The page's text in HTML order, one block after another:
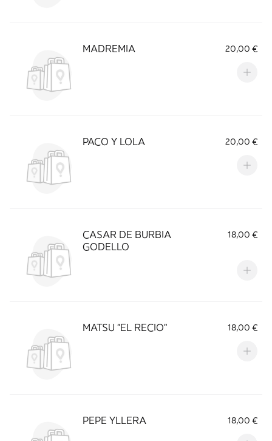
MADREMIA 20,00 €
PACO Y LOLA 20,00 €
CASAR DE BURBIA
GODELLO
18,00 €
MATSU "EL RECIO" 18,00 €
PEPE YLLERA 18,00 €